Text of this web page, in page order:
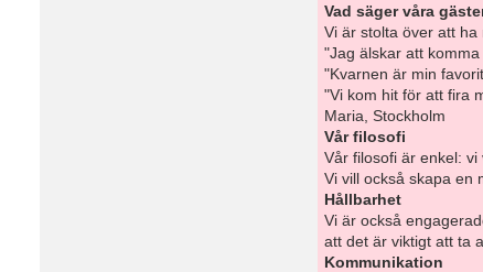
Vad säger våra
Vi är stolta över att
"Jag älskar att
"Kvarnen är min
"Vi kom hit för att fira
Maria, Stockholm
Vår filosofi
Vår filosofi är enkel:
Vi vill också skapa en
Hållbarhet
Vi är också
att det är viktigt att ta
Kommunikation